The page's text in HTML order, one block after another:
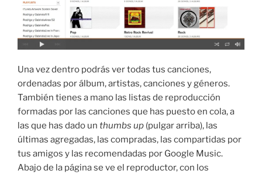
Una vez dentro podrás ver todas tus canciones,
ordenadas por álbum, artistas, canciones y géneros.
También tienes a mano las listas de reproducción
formadas por las canciones que has puesto en cola, a
las que has dado un thumbs up (pulgar arriba), las
últimas agregadas, las compradas, las compartidas por
tus amigos y las recomendadas por Google Music.
Abajo de la página se ve el reproductor, con los